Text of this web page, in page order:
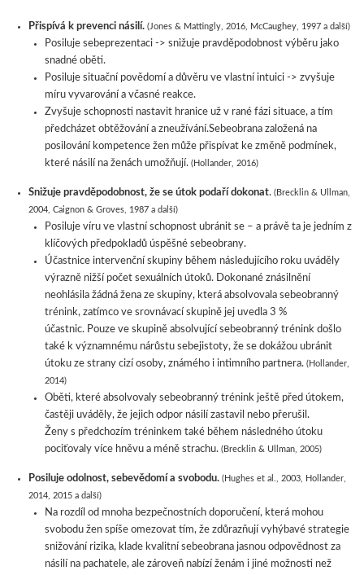
Přispívá k prevenci násilí. (Jones & Mattingly, 2016, McCaughey, 1997 a další)
Posiluje sebeprezentaci -> snižuje pravděpodobnost výběru jako
snadné oběti.
Posiluje situační povědomí a důvěru ve vlastní intuici -> zvyšuje
míru vyvarování a včasné reakce.
Zvyšuje schopnosti nastavit hranice už v rané fázi situace, a tím
předcházet obtěžování a zneužívání.Sebeobrana založená na
posilování kompetence žen může přispívat ke změně podmínek,
které násilí na ženách umožňují. (Hollander, 2016)
Snižuje pravděpodobnost, že se útok podaří dokonat. (Brecklin & Ullman,
2004, Caignon & Groves, 1987 a další)
Posiluje víru ve vlastní schopnost ubránit se – a právě ta je jedním z
klíčových předpokladů úspěšné sebeobrany.
Účastnice intervenční skupiny během následujícího roku uváděly
výrazně nižší počet sexuálních útoků. Dokonané znásilnění
neohlásila žádná žena ze skupiny, která absolvovala sebeobranný
trénink, zatímco ve srovnávací skupině jej uvedla 3 %
účastnic. Pouze ve skupině absolvující sebeobranný trénink došlo
také k významnému nárůstu sebejistoty, že se dokážou ubránit
útoku ze strany cizí osoby, známého i intimního partnera. (Hollander,
2014)
Oběti, které absolvovaly sebeobranný trénink ještě před útokem,
častěji uváděly, že jejich odpor násilí zastavil nebo přerušil.
Ženy s předchozím tréninkem také během následného útoku
pociťovaly více hněvu a méně strachu. (Brecklin & Ullman, 2005)
Posiluje odolnost, sebevědomí a svobodu. (Hughes et al., 2003, Hollander,
2014, 2015 a další)
Na rozdíl od mnoha bezpečnostních doporučení, která mohou
svobodu žen spíše omezovat tím, že zdůrazňují vyhýbavé strategie
snižování rizika, klade kvalitní sebeobrana jasnou odpovědnost za
násilí na pachatele, ale zároveň nabízí ženám i jiné možnosti než